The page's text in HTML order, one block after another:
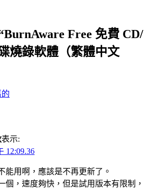
Free 免費 CD/
燒錄軟體（繁體中文
的
表示:
12:09.36
能用啊，應該是不再更新了。
個，速度夠快，但是試用版本有限制，